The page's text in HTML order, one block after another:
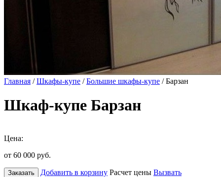
Главная /Шкафы-купе /Большие шкафы-купе / Барзан
Шкаф-купе Барзан
Цена:
от 60 000 руб.
Заказать Добавить в корзину Расчет цены Вызвать